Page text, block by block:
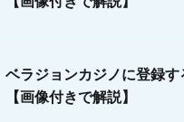
ベラジョンカジノに登録す
【画像付きで解説】